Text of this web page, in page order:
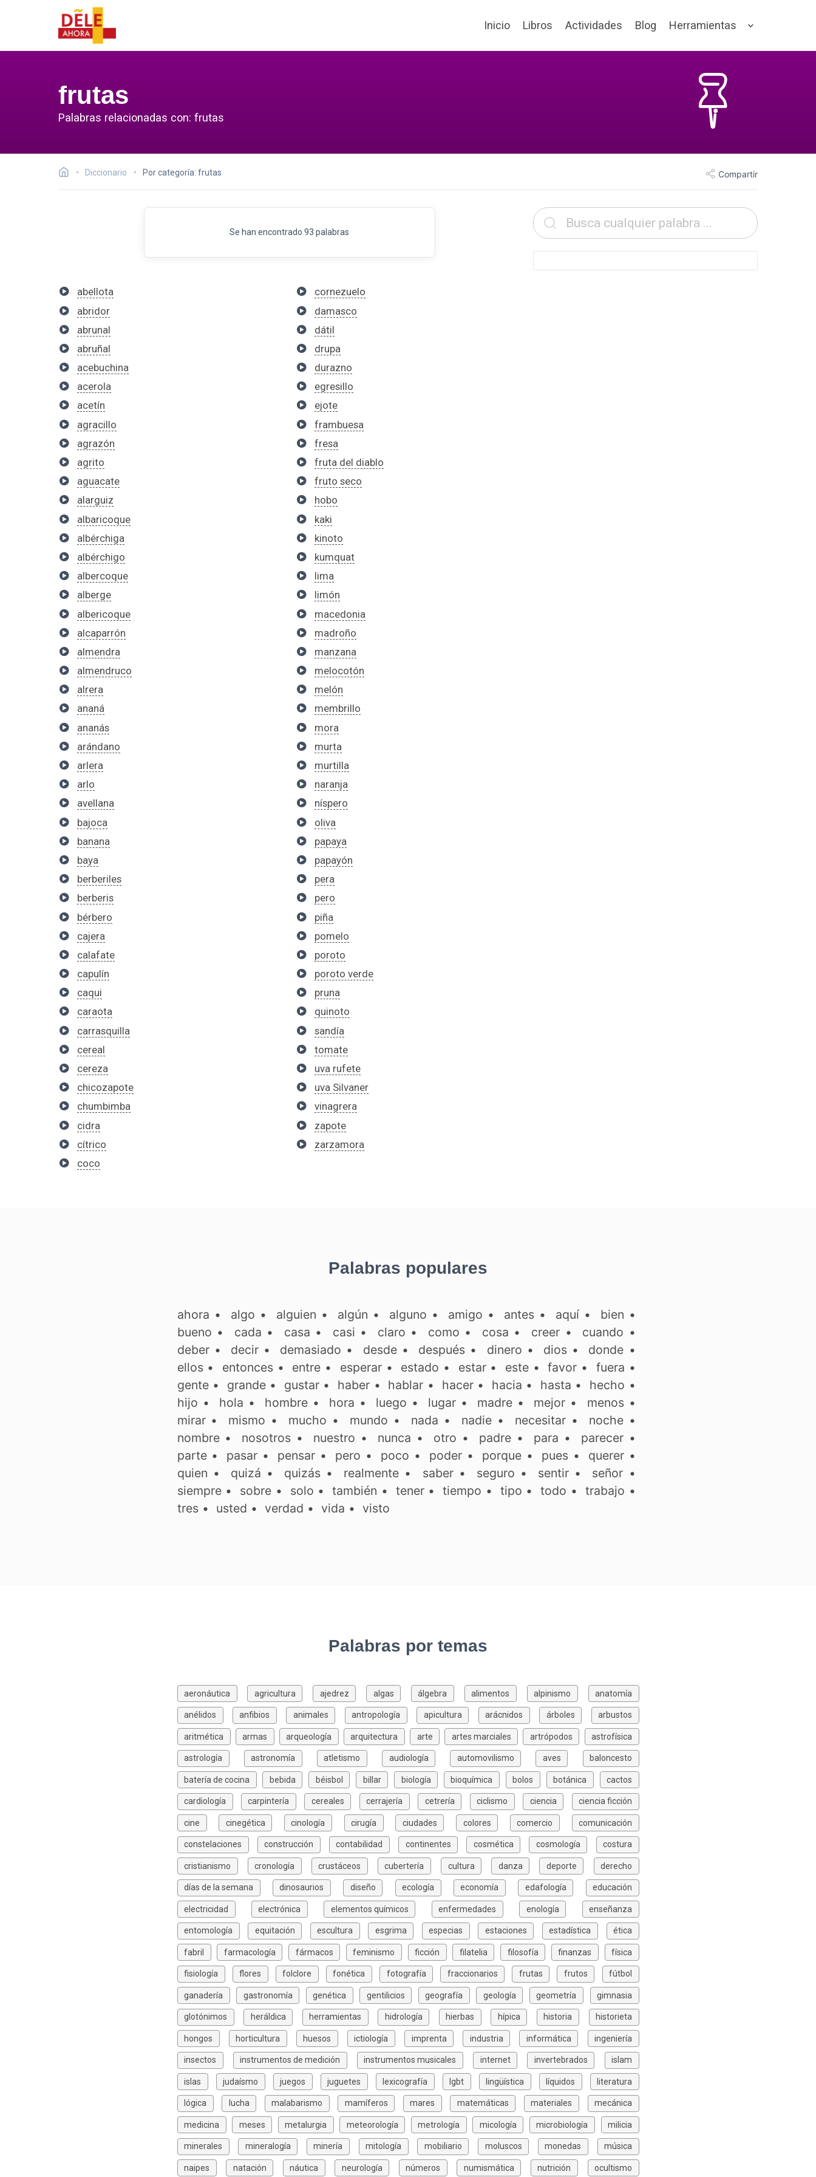
Inicio Libros Actividades Blog Herramientas
frutas
Palabras relacionadas con: frutas
Diccionario Por categoría: frutas Compartir
Se han encontrado 93 palabras
abellota
abridor
abrunal
abruñal
acebuchina
acerola
acetín
agracillo
agrazón
agrito
aguacate
alarguiz
albaricoque
albérchiga
albérchigo
albercoque
alberge
albericoque
alcaparrón
almendra
almendruco
alrera
ananá
ananás
arándano
arlera
arlo
avellana
bajoca
banana
baya
berberiles
berberis
bérbero
cajera
calafate
capulín
caqui
caraota
carrasquilla
cereal
cereza
chicozapote
chumbimba
cidra
cítrico
coco
cornezuelo
damasco
dátil
drupa
durazno
egresillo
ejote
frambuesa
fresa
fruta del diablo
fruto seco
hobo
kaki
kinoto
kumquat
lima
limón
macedonia
madroño
manzana
melocotón
melón
membrillo
mora
murta
murtilla
naranja
níspero
oliva
papaya
papayón
pera
pero
piña
pomelo
poroto
poroto verde
pruna
quinoto
sandía
tomate
uva rufete
uva Silvaner
vinagrera
zapote
zarzamora
Palabras populares
ahora • algo • alguien • algún • alguno • amigo • antes• aquí• bien •
bueno • cada • casa • casi • claro • como • cosa • creer• cuando •
deber• decir• demasiado • desde• después • dinero • dios • donde •
ellos• entonces• entre • esperar• estado • estar• este•favor • fuera •
gente• grande• gustar• haber • hablar • hacer• hacia • hasta • hecho •
hijo • hola • hombre• hora • luego • lugar • madre • mejor • menos•
mirar• mismo • mucho • mundo • nada • nadie• necesitar• noche•
nombre• nosotros • nuestro • nunca • otro • padre • para • parecer•
parte• pasar • pensar • pero • poco • poder • porque • pues • querer •
quien • quizá • quizás • realmente • saber• seguro • sentir • señor •
siempre• sobre • solo •también • tener•tiempo • tipo •todo • trabajo •
tres• usted • verdad • vida • visto
Palabras por temas
aeronáutica agricultura ajedrez algas álgebra alimentos alpinismo anatomía
anélidos anfibios animales antropología apicultura arácnidos árboles arbustos
aritmética armas arqueología arquitectura arte artes marciales artrópodos astrofísica
astrología astronomía atletismo audiología automovilismo aves baloncesto
batería de cocina bebida béisbol billar biología bioquímica bolos botánica cactos
cardiología carpintería cereales cerrajería cetrería ciclismo ciencia ciencia ficción
cine cinegética cinología cirugía ciudades colores comercio comunicación
constelaciones construcción contabilidad continentes cosmética cosmología costura
cristianismo cronología crustáceos cubertería cultura danza deporte derecho
días de la semana dinosaurios diseño ecología economía edafología educación
electricidad electrónica elementos químicos enfermedades enología enseñanza
entomología equitación escultura esgrima especias estaciones estadística ética
fabril farmacología fármacos feminismo ficción filatelia filosofía finanzas física
fisiología flores folclore fonética fotografía fraccionarios frutas frutos fútbol
ganadería gastronomía genética gentilicios geografía geología geometría gimnasia
glotónimos heráldica herramientas hidrología hierbas hípica historia historieta
hongos horticultura huesos ictiología imprenta industria informática ingeniería
insectos instrumentos de medición instrumentos musicales internet invertebrados islam
islas judaísmo juegos juguetes lexicografía lgbt lingüística líquidos literatura
lógica lucha malabarismo mamíferos mares matemáticas materiales mecánica
medicina meses metalurgia meteorología metrología micología microbiología milicia
minerales mineralogía minería mitología mobiliario moluscos monedas música
naipes natación náutica neurología números numismática nutrición ocultismo